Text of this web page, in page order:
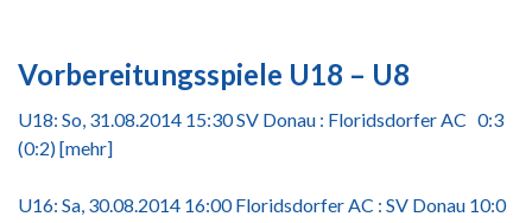
Vorbereitungsspiele U18 – U8
U18: So, 31.08.2014 15:30 SV Donau : Floridsdorfer AC 0:3
(0:2)[mehr]
U16: Sa, 30.08.2014 16:00 Floridsdorfer AC : SV Donau 10:0